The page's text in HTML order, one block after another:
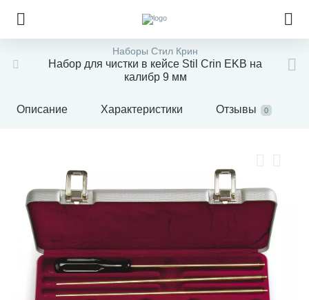
Наборы Стил Крин
Набор для чистки в кейсе Stil Crin EKB на
калибр 9 мм
Описание Характеристики Отзывы 0